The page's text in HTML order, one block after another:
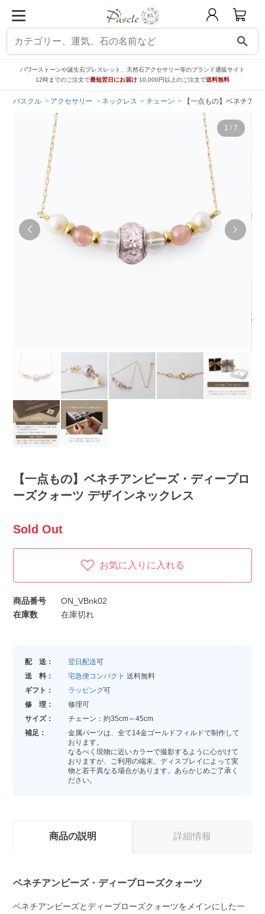
search
パワーストーンや誕生石ブレスレット、天然石アクセサリー等のブランド通販サイト
12時までのご注文で最短翌日にお届け 10,000円以上のご注文で送料無料
パスクル アクセサリー ネックレス チェーン 【一点もの】ベネチア
1 / 7
【一点もの】ベネチアンビーズ・ディープロ
ーズクォーツ デザインネックレス
Sold Out
お気に入りに入れる
商品番号
ON_VBnk02
在庫数
在庫切れ
配 送： 翌日配送可
送 料：
宅急便コンパクト 送料無料
ギフト：
ラッピング可
修 理：
修理可
サイズ：
チェーン：約35cm～45cm
補足：
金属パーツは、全て14金ゴールドフィルドで制作して
おります。
なるべく現物に近いカラーで撮影するように心がけて
おりますが、ご利用の端末、ディスプレイによって実
物と若干異なる場合があります。あらかじめご了承く
ださい。
商品の説明 詳細情報
ベネチアンビーズ・ディープローズクォーツ
ベネチアンビーズとディープローズクォーツをメインにした一